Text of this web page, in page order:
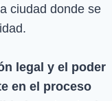
ciudad donde se
legal y el poder
en el proceso